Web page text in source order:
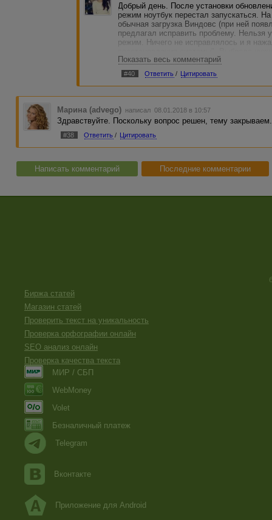
Добрый день. После установки
режим ноутбук перестал запускаться.
обычная загрузка Виндовс (при ней
предлагал исправить проблему.
режим. Ничего не исправлялось и я
несколько минут, ноутбук
На втором ноуте была такая же
одновременно), но там я ничего
восстановление системы через панель
Показать весь комментарий
#40 Ответить / Цитировать
Марина (advego) написал 08.01.2018 в 10:57
Здравствуйте. Поскольку вопрос решен, тему закрываем.
#38 Ответить / Цитировать
Написать комментарий Последние комментарии
Биржа статей
Магазин статей
Проверить текст на уникальность
Проверка орфографии онлайн
SEO анализ онлайн
Проверка качества текста
МИР / СБП
WebMoney
Volet
Безналичный платеж
Telegram
Вконтакте
Приложение для Android